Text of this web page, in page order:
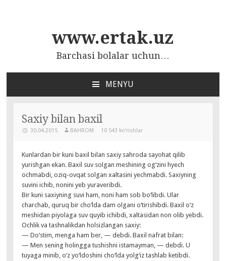
www.ertak.uz
Barchasi bolalar uchun…
MENYU
СОДЕРЖАНИЮ
Saxiy bilan baxil
30.04.2015 BAHROM 10 543 ko‘rishlar
Kunlardan bir kuni baxil bilan saxiy sahroda sayohat qilib
yurishgan ekan. Baxil suv solgan meshining og‘zini hyech
ochmabdi, oziq-ovqat solgan xaltasini yechmabdi. Saxiyning
suvini ichib, nonini yeb yuraveribdi.
Bir kuni saxiyning suvi ham, noni ham sob bo‘libdi. Ular
charchab, quruq bir cho‘lda dam olgani o‘tirishibdi. Baxil o‘z
meshidan piyolaga suv quyib ichibdi, xaltasidan non olib yebdi.
Ochlik va tashnalikdan holsizlangan saxiy:
— Do‘stim, menga ham ber, — debdi. Baxil nafrat bilan:
— Men sening holingga tushishni istamayman, — debdi. U
tuyaga minib, o‘z yo‘ldoshini cho‘lda yolg‘iz tashlab ketibdi.